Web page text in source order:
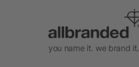
you name it. we brand it.